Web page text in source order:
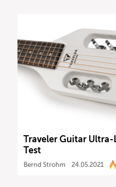
Traveler Guitar Ultra-
Test
Bernd Strohm 24.05.2021